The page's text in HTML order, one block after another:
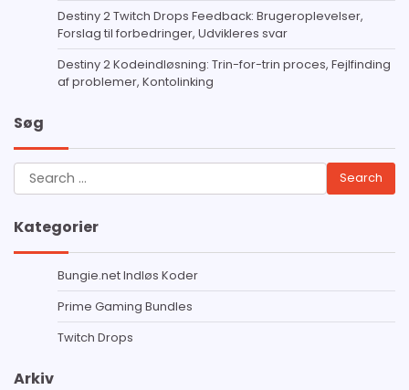
Destiny 2 Twitch Drops Feedback: Brugeroplevelser,
Forslag til forbedringer, Udvikleres svar
Destiny 2 Kodeindløsning: Trin-for-trin proces, Fejlfinding
af problemer, Kontolinking
Søg
Search
for:
Kategorier
Bungie.net Indløs Koder
Prime Gaming Bundles
Twitch Drops
Arkiv